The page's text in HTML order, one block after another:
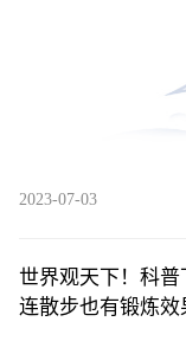
2023-07-03
世界观天下！科
连散步也有锻炼效